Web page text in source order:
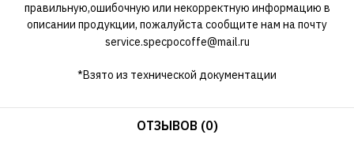
правильную,ошибочную или некорректную информацию в
описании продукции, пожалуйста сообщите нам на почту
service.specpocoffe@mail.ru
*Взято из технической документации
ОТЗЫВОВ (0)